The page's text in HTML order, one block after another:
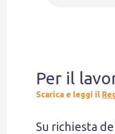
Per il
Scarica e leggi il
Su richiesta